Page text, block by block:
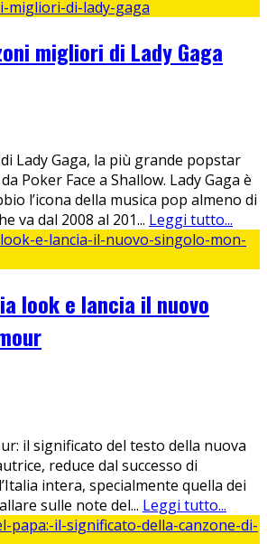
migliori di Lady Gaga
Lady Gaga, la più grande popstar
Poker Face a Shallow. Lady Gaga è
l’icona della musica pop almeno di
va dal 2008 al 201... Leggi tutto...
look e lancia il nuovo
il significato del testo della nuova
reduce dal successo di
intera, specialmente quella dei
sulle note del... Leggi tutto...